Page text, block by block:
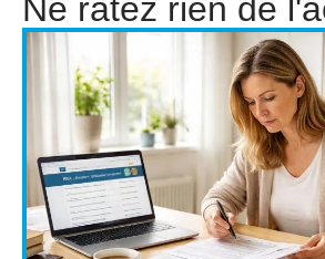
Ne ratez rien de